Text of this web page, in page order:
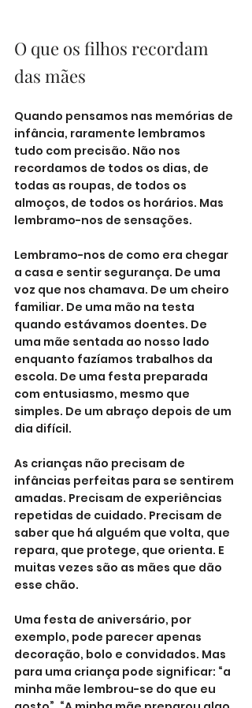
O que os filhos recordam
das mães
Quando pensamos nas memórias de
infância, raramente lembramos
tudo com precisão. Não nos
recordamos de todos os dias, de
todas as roupas, de todos os
almoços, de todos os horários. Mas
lembramo-nos de sensações.
Lembramo-nos de como era chegar
a casa e sentir segurança. De uma
voz que nos chamava. De um cheiro
familiar. De uma mão na testa
quando estávamos doentes. De
uma mãe sentada ao nosso lado
enquanto fazíamos trabalhos da
escola. De uma festa preparada
com entusiasmo, mesmo que
simples. De um abraço depois de um
dia difícil.
As crianças não precisam de
infâncias perfeitas para se sentirem
amadas. Precisam de experiências
repetidas de cuidado. Precisam de
saber que há alguém que volta, que
repara, que protege, que orienta. E
muitas vezes são as mães que dão
esse chão.
Uma festa de aniversário, por
exemplo, pode parecer apenas
decoração, bolo e convidados. Mas
para uma criança pode significar: “a
minha mãe lembrou-se do que eu